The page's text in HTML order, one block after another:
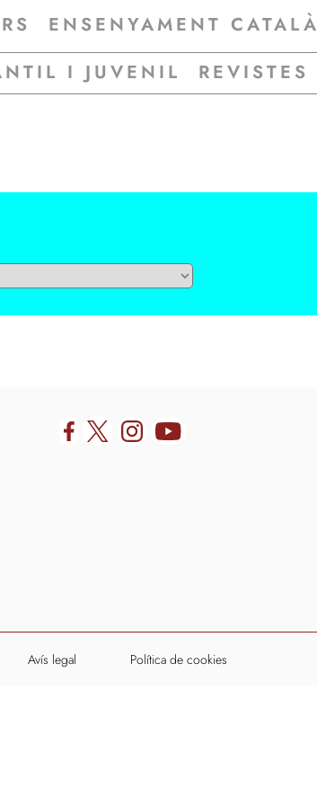
ENSENYAMENT CATALÀ
I JUVENIL REVISTES
Avís legal Política de cookies